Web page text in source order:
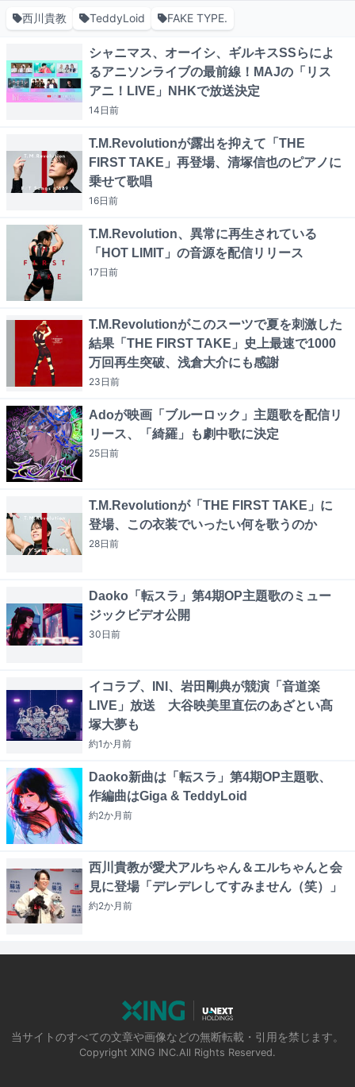
西川貴教 TeddyLoid FAKE TYPE.
シャニマス、オーイシ、ギルキスSSらによ
るアニソンライブの最前線！MAJの「リス
アニ！LIVE」NHKで放送決定
14日前
T.M.Revolutionが露出を抑えて「THE
FIRST TAKE」再登場、清塚信也のピアノに
乗せて歌唱
16日前
T.M.Revolution、異常に再生されている
「HOT LIMIT」の音源を配信リリース
17日前
T.M.Revolutionがこのスーツで夏を刺激した
結果「THE FIRST TAKE」史上最速で1000
万回再生突破、浅倉大介にも感謝
23日前
Adoが映画「ブルーロック」主題歌を配信リ
リース、「綺羅」も劇中歌に決定
25日前
T.M.Revolutionが「THE FIRST TAKE」に
登場、この衣装でいったい何を歌うのか
28日前
Daoko「転スラ」第4期OP主題歌のミュー
ジックビデオ公開
30日前
イコラブ、INI、岩田剛典が競演「音道楽
LIVE」放送 大谷映美里直伝のあざとい髙
塚大夢も
約1か月前
Daoko新曲は「転スラ」第4期OP主題歌、
作編曲はGiga & TeddyLoid
約2か月前
西川貴教が愛犬アルちゃん＆エルちゃんと会
見に登場「デレデレしてすみません（笑）」
約2か月前
当サイトのすべての文章や画像などの無断転載・引用を禁じます。
Copyright XING INC.All Rights Reserved.